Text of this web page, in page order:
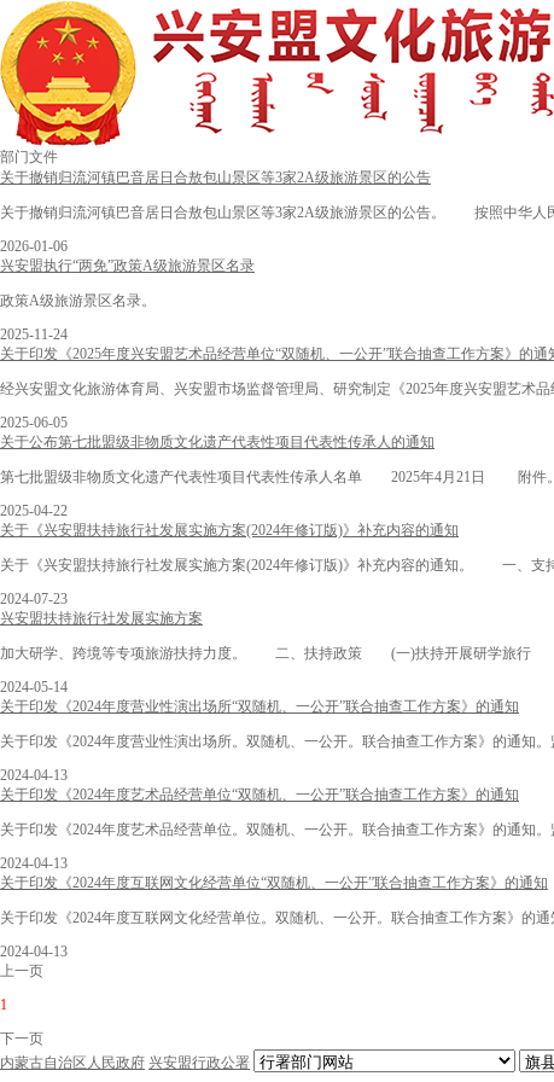
部门文件
关于撤销归流河镇巴音居日合敖包山景区等3家2A级旅游景区的公告
关于撤销归流河镇巴音居日合敖包山景区等3家2A级旅游景区的公告。 按照中华人
2026-01-06
兴安盟执行“两免”政策A级旅游景区名录
政策A级旅游景区名录。
2025-11-24
关于印发《2025年度兴安盟艺术品经营单位“双随机、一公开”联合抽查工作方案》的通
经兴安盟文化旅游体育局、兴安盟市场监督管理局、研究制定《2025年度兴安盟
2025-06-05
关于公布第七批盟级非物质文化遗产代表性项目代表性传承人的通知
第七批盟级非物质文化遗产代表性项目代表性传承人名单 2025年4月21日 附件。
2025-04-22
关于《兴安盟扶持旅行社发展实施方案(2024年修订版)》补充内容的通知
关于《兴安盟扶持旅行社发展实施方案(2024年修订版)》补充内容的通知。 一、
2024-07-23
兴安盟扶持旅行社发展实施方案
加大研学、跨境等专项旅游扶持力度。 二、扶持政策 (一)扶持开展研学旅行 对
2024-05-14
关于印发《2024年度营业性演出场所“双随机、一公开”联合抽查工作方案》的通知
关于印发《2024年度营业性演出场所。双随机、一公开。联合抽查工作方案》的通知
2024-04-13
关于印发《2024年度艺术品经营单位“双随机、一公开”联合抽查工作方案》的通知
关于印发《2024年度艺术品经营单位。双随机、一公开。联合抽查工作方案》的通知
2024-04-13
关于印发《2024年度互联网文化经营单位“双随机、一公开”联合抽查工作方案》的通知
关于印发《2024年度互联网文化经营单位。双随机、一公开。联合抽查工作方案》
2024-04-13
上一页
1
下一页
内蒙古自治区人民政府 兴安盟行政公署